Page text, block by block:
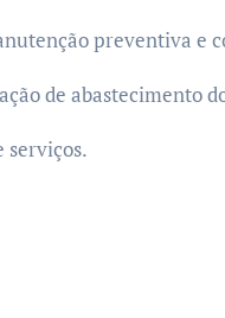
preventiva e
de abastecimento
serviços.